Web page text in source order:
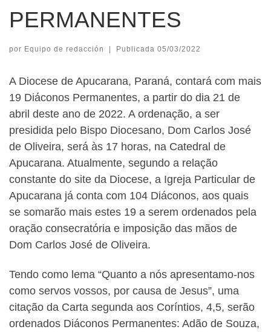
PERMANENTES
por Equipo de redacción | Publicada 05/03/2022
A Diocese de Apucarana, Paraná, contará com mais
19 Diáconos Permanentes, a partir do dia 21 de
abril deste ano de 2022. A ordenação, a ser
presidida pelo Bispo Diocesano, Dom Carlos José
de Oliveira, será às 17 horas, na Catedral de
Apucarana. Atualmente, segundo a relação
constante do site da Diocese, a Igreja Particular de
Apucarana já conta com 104 Diáconos, aos quais
se somarão mais estes 19 a serem ordenados pela
oração consecratória e imposição das mãos de
Dom Carlos José de Oliveira.
Tendo como lema “Quanto a nós apresentamo-nos
como servos vossos, por causa de Jesus”, uma
citação da Carta segunda aos Coríntios, 4,5, serão
ordenados Diáconos Permanentes: Adão de Souza,